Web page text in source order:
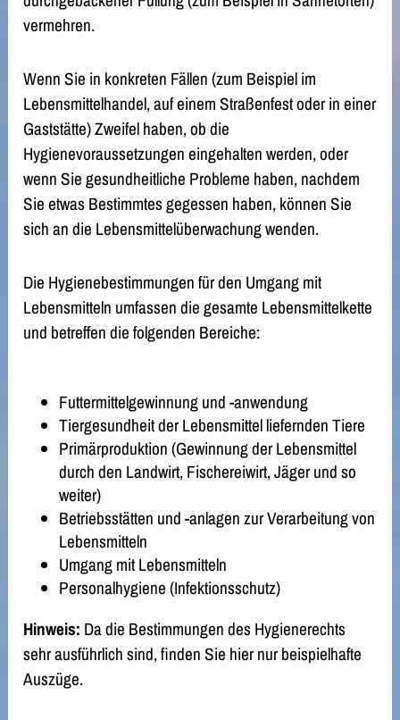
vermehren.
Wenn Sie in konkreten Fällen (zum Beispiel im
Lebensmittelhandel, auf einem Straßenfest oder in einer
Gaststätte) Zweifel haben, ob die
Hygienevoraussetzungen eingehalten werden, oder
wenn Sie gesundheitliche Probleme haben, nachdem
Sie etwas Bestimmtes gegessen haben, können Sie
sich an die Lebensmittelüberwachung wenden.
Die Hygienebestimmungen für den Umgang mit
Lebensmitteln umfassen die gesamte Lebensmittelkette
und betreffen die folgenden Bereiche:
Futtermittelgewinnung und -anwendung
Tiergesundheit der Lebensmittel liefernden Tiere
Primärproduktion (Gewinnung der Lebensmittel
durch den Landwirt, Fischereiwirt, Jäger und so
weiter)
Betriebsstätten und -anlagen zur Verarbeitung von
Lebensmitteln
Umgang mit Lebensmitteln
Personalhygiene (Infektionsschutz)
Hinweis: Da die Bestimmungen des Hygienerechts
sehr ausführlich sind, finden Sie hier nur beispielhafte
Auszüge.